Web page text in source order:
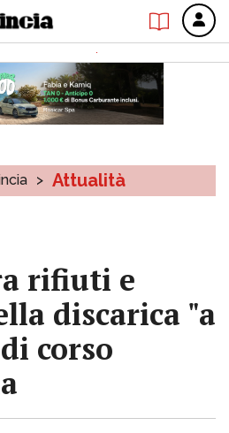
> Attualità
rifiuti e
discarica "a
corso